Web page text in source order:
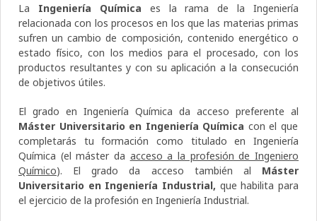
La Ingeniería Química es la rama de la Ingeniería
relacionada con los procesos en los que las materias primas
sufren un cambio de composición, contenido energético o
estado físico, con los medios para el procesado, con los
productos resultantes y con su aplicación a la consecución
de objetivos útiles.
El grado en Ingeniería Química da acceso preferente al
Máster Universitario en Ingeniería Química con el que
completarás tu formación como titulado en Ingeniería
Química (el máster da acceso a la profesión de Ingeniero
Químico). El grado da acceso también al Máster
Universitario en Ingeniería Industrial, que habilita para
el ejercicio de la profesión en Ingeniería Industrial.